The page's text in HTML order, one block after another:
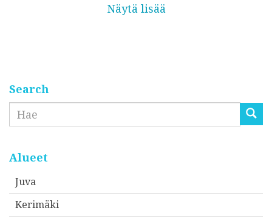
Näytä lisää
Search
Etsi
Alueet
Juva
Kerimäki